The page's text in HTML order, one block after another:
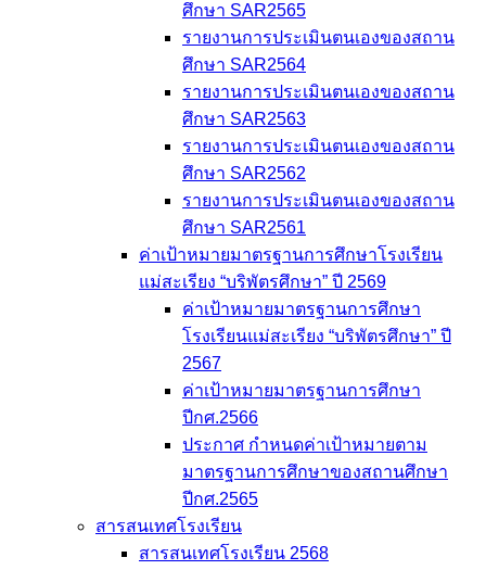
ศึกษา SAR2565
รายงานการประเมินตนเองของสถาน
ศึกษา SAR2564
รายงานการประเมินตนเองของสถาน
ศึกษา SAR2563
รายงานการประเมินตนเองของสถาน
ศึกษา SAR2562
รายงานการประเมินตนเองของสถาน
ศึกษา SAR2561
ค่าเป้าหมายมาตรฐานการศึกษาโรงเรียน
แม่สะเรียง “บริพัตรศึกษา” ปี 2569
ค่าเป้าหมายมาตรฐานการศึกษา
โรงเรียนแม่สะเรียง “บริพัตรศึกษา” ปี
2567
ค่าเป้าหมายมาตรฐานการศึกษา
ปีกศ.2566
ประกาศ กำหนดค่าเป้าหมายตาม
มาตรฐานการศึกษาของสถานศึกษา
ปีกศ.2565
สารสนเทศโรงเรียน
สารสนเทศโรงเรียน 2568